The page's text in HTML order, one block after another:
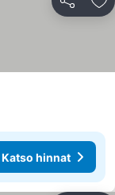
Jaa
Katso hinnat